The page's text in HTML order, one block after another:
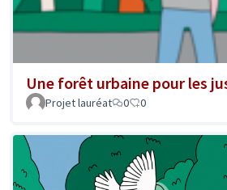
Une forêt urbaine pour les
Projet lauréat 0 0